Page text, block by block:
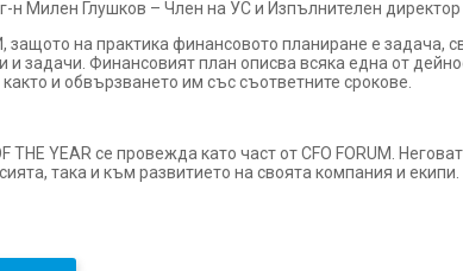
н Милен Глушков – Член на УС и Изпълнителен директор
защото на практика финансовото планиране е задача,
и задачи. Финансовият план описва всяка една от
и обвързването им със съответните срокове.
THE YEAR се провежда като част от CFO FORUM.
така и към развитието на своята компания и екипи.